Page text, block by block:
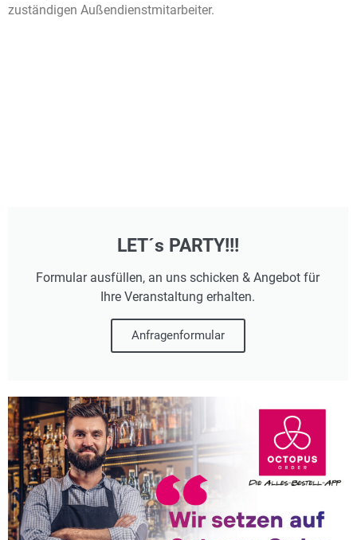
zuständigen Außendienstmitarbeiter.
LET´s PARTY!!!
Formular ausfüllen, an uns schicken & Angebot für
Ihre Veranstaltung erhalten.
Anfragenformular